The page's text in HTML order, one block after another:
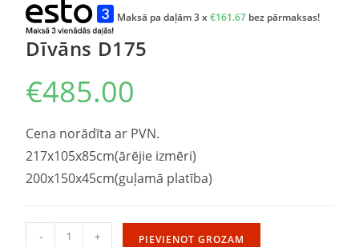
Maksā pa daļām 3 x€161.67 bez pārmaksas!
Dīvāns D175
€485.00
Cena norādīta ar PVN.
217x105x85cm(ārējie izmēri)
200x150x45cm(guļamā platība)
- + PIEVIENOT GROZAM